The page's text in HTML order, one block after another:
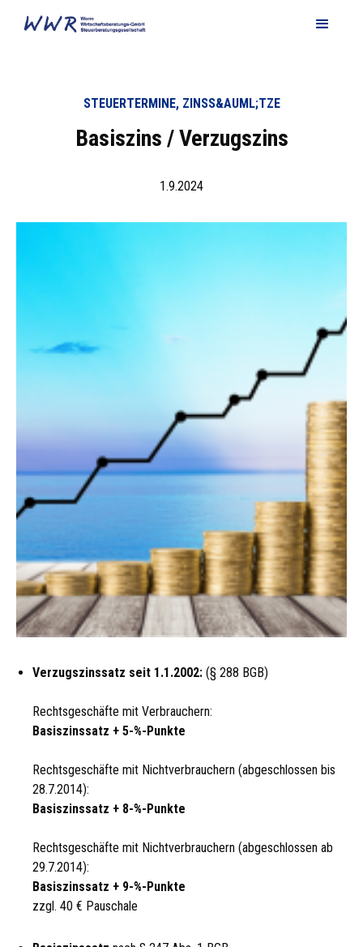
STEUERTERMINE, ZINSS&AUML;TZE
Basiszins / Verzugszins
1.9.2024
Verzugszinssatz seit 1.1.2002: (§ 288 BGB)
Rechtsgeschäfte mit Verbrauchern:
Basiszinssatz + 5-%-Punkte
Rechtsgeschäfte mit Nichtverbrauchern (abgeschlossen bis
28.7.2014):
Basiszinssatz + 8-%-Punkte
Rechtsgeschäfte mit Nichtverbrauchern (abgeschlossen ab
29.7.2014):
Basiszinssatz + 9-%-Punkte
zzgl. 40 € Pauschale